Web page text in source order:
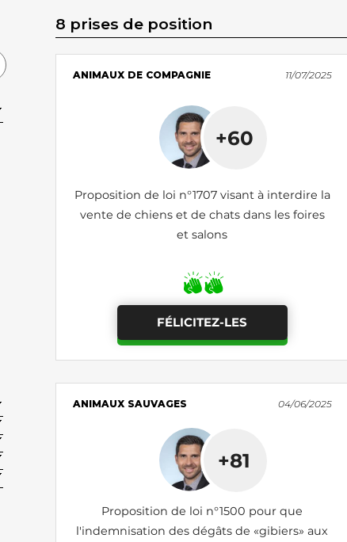
8 prises de position
ANIMAUX DE COMPAGNIE 11/07/2025
+60
Proposition de loi n°1707 visant à interdire la
vente de chiens et de chats dans les foires
et salons
FÉLICITEZ-LES
ANIMAUX SAUVAGES 04/06/2025
+81
Proposition de loi n°1500 pour que
l'indemnisation des dégâts de «gibiers» aux